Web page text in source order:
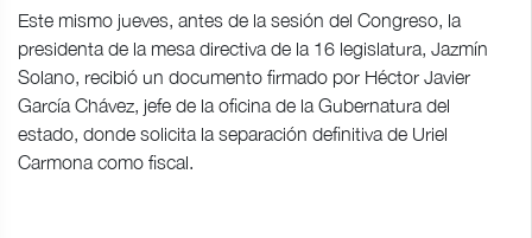
Este mismo jueves, antes de la sesión del Congreso, la
presidenta de la mesa directiva de la 16 legislatura, Jazmín
Solano, recibió un documento firmado por Héctor Javier
García Chávez, jefe de la oficina de la Gubernatura del
estado, donde solicita la separación definitiva de Uriel
Carmona como fiscal.